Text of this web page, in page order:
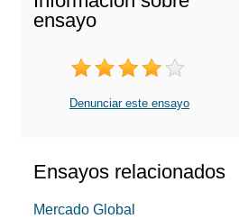
ensayo
Denunciar este ensayo
Ensayos relacionados
Mercado Global